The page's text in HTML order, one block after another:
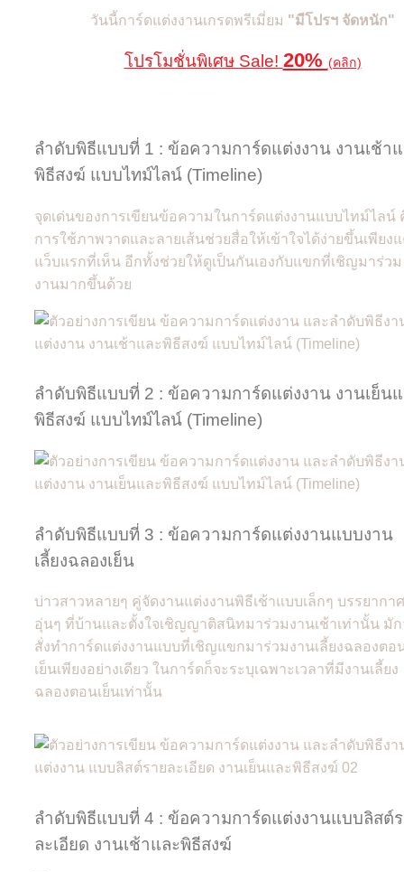
วันนี้การ์ดแต่งงานเกรดพรีเมี่ยม "มีโปรฯ จัดหนัก"
โปรโมชั่นพิเศษ Sale! 20% (คลิก)
ลำดับพิธีแบบที่ 1 : ข้อความการ์ดแต่งงาน งานเช้า
พิธีสงฆ์ แบบไทม์ไลน์ (Timeline)
จุดเด่นของการเขียนข้อความในการ์ดแต่งงานแบบไทม์ไลน์
การใช้ภาพวาดและลายเส้นช่วยสื่อให้เข้าใจได้ง่ายขึ้นเพียง
แว็บแรกที่เห็น อีกทั้งช่วยให้ดูเป็นกันเองกับแขกที่เชิญมาร่วม
งานมากขึ้นด้วย
ลำดับพิธีแบบที่ 2 : ข้อความการ์ดแต่งงาน งานเย็น
พิธีสงฆ์ แบบไทม์ไลน์ (Timeline)
ลำดับพิธีแบบที่ 3 : ข้อความการ์ดแต่งงานแบบงาน
เลี้ยงฉลองเย็น
บ่าวสาวหลายๆ คู่จัดงานแต่งงานพิธีเช้าแบบเล็กๆ บรรยากา
อุ่นๆ ที่บ้านและตั้งใจเชิญญาติสนิทมาร่วมงานเช้าเท่านั้น มัก
สั่งทำการ์ดแต่งงานแบบที่เชิญแขกมาร่วมงานเลี้ยงฉลองตอ
เย็นเพียงอย่างเดียว ในการ์ดก็จะระบุเฉพาะเวลาที่มีงานเลี้ยง
ฉลองตอนเย็นเท่านั้น
ลำดับพิธีแบบที่ 4 : ข้อความการ์ดแต่งงานแบบลิสต์
ละเอียด งานเช้าและพิธีสงฆ์